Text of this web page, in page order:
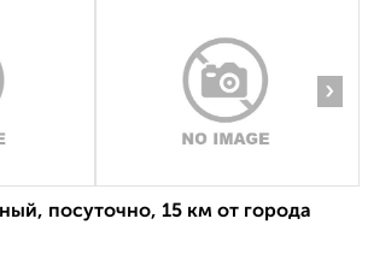
›
посуточно, 15 км от города